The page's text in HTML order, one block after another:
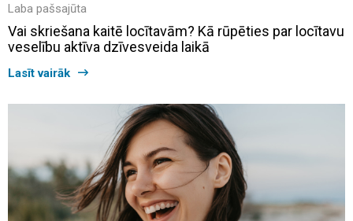
Laba pašsajūta
Vai skriešana kaitē locītavām? Kā rūpēties par locītavu
veselību aktīva dzīvesveida laikā
Lasīt vairāk